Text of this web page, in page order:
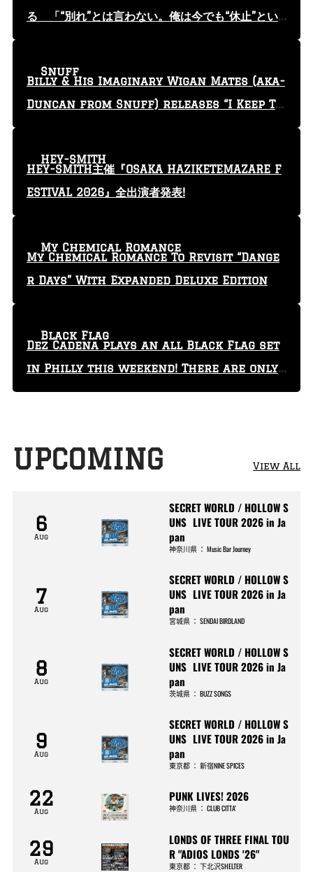
る 「“別れ”とは言わない。俺は今でも“休止”とい
Billy & His Imaginary Wigan Mates (aka-
Duncan from Snuff) releases “I Keep Tr
Snuff
HEY-SMITH主催『OSAKA HAZIKETEMAZARE F
ESTIVAL 2026』全出演者発表!
HEY-SMITH
My Chemical Romance To Revisit “Dange
r Days” With Expanded Deluxe Edition
My Chemical Romance
Dez Cadena plays an all Black Flag set
in Philly this weekend! There are only
29 tickets left!
Black Flag
UPCOMING View All
6
Aug
SECRET WORLD / HOLLOW S
UNS LIVE TOUR 2026 in Ja
pan
神奈川県 ：Music Bar Journey
7
Aug
SECRET WORLD / HOLLOW S
UNS LIVE TOUR 2026 in Ja
pan
宮城県 ：SENDAI BIRDLAND
8
Aug
SECRET WORLD / HOLLOW S
UNS LIVE TOUR 2026 in Ja
pan
茨城県 ：BUZZ SONGS
9
Aug
SECRET WORLD / HOLLOW S
UNS LIVE TOUR 2026 in Ja
pan
東京都 ：新宿NINE SPICES
22
Aug
PUNK LIVES! 2026
神奈川県 ：CLUB CITTA’
29
Aug
LONDS OF THREE FINAL TOU
R "ADIOS LONDS '26"
東京都 ：下北沢SHELTER